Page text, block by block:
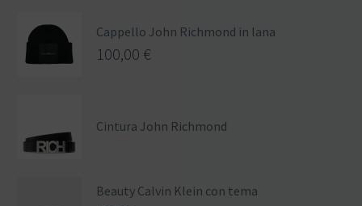
Cappello John Richmond in lana
100,00 €
Cintura John Richmond
Beauty Calvin Klein con tema